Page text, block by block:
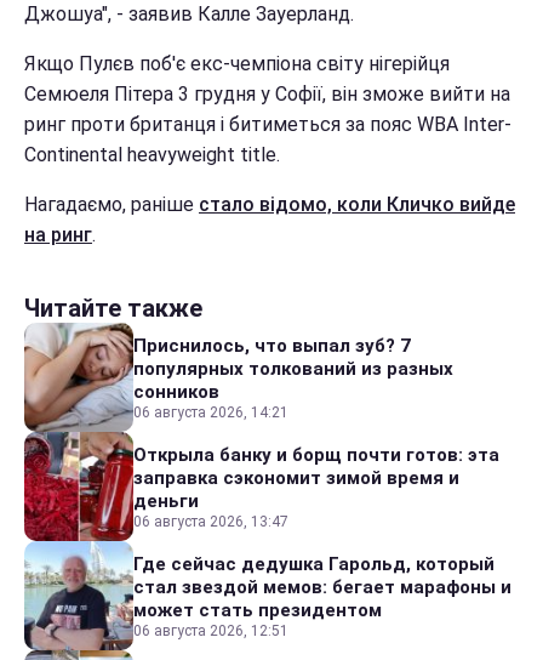
Джошуа", - заявив Калле Зауерланд.
Якщо Пулєв поб'є екс-чемпіона світу нігерійця
Семюеля Пітера 3 грудня у Софії, він зможе вийти на
ринг проти британця і битиметься за пояс WBA Inter-
Continental heavyweight title.
Нагадаємо, раніше стало відомо, коли Кличко вийде
на ринг.
Читайте также
Приснилось, что выпал зуб? 7
популярных толкований из разных
сонников
06 августа 2026, 14:21
Открыла банку и борщ почти готов: эта
заправка сэкономит зимой время и
деньги
06 августа 2026, 13:47
Где сейчас дедушка Гарольд, который
стал звездой мемов: бегает марафоны и
может стать президентом
06 августа 2026, 12:51